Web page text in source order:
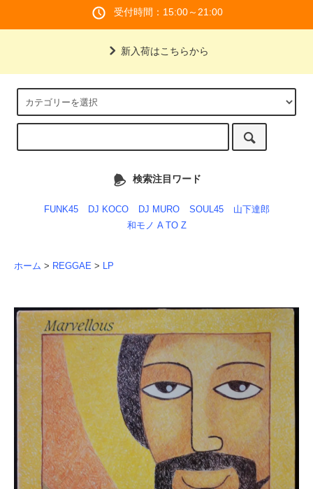
受付時間：15:00～21:00
新入荷はこちらから
検索注目ワード
FUNK45 DJ KOCO DJ MURO SOUL45
山下達郎
和モノ A TO Z
ホーム > REGGAE > LP